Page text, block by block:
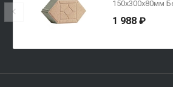
150х300х80мм
1 988 ₽